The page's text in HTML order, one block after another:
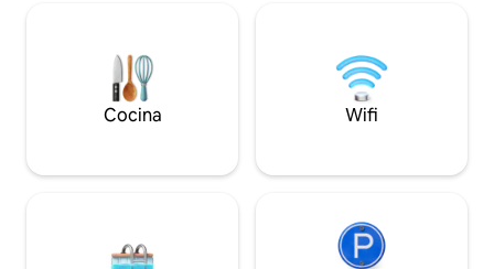
equipada con utensilios y suministros.
Cargo por mascota: $75 por el 1er perro;
$25 por el 2do perro. Máximo 2. No se
admiten gatos
fresco, recarga
escapada
Cocina Wifi